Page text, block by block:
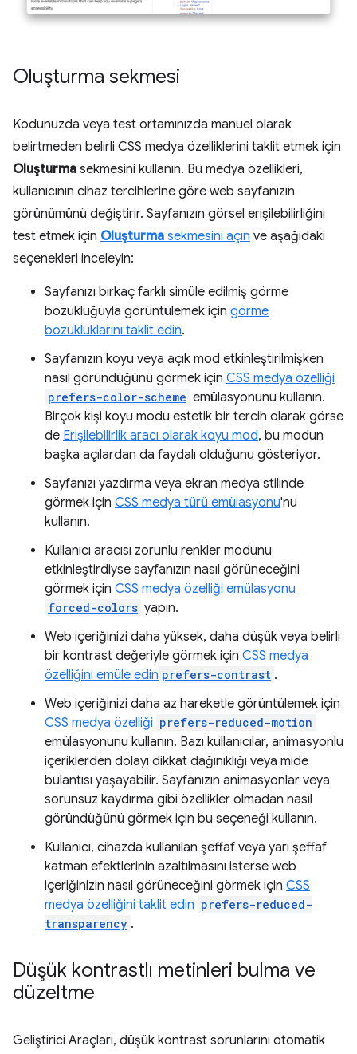
Oluşturma sekmesi
Kodunuzda veya test ortamınızda manuel olarak
belirtmeden belirli CSS medya özelliklerini taklit etmek için
Oluşturma sekmesini kullanın. Bu medya özellikleri,
kullanıcının cihaz tercihlerine göre web sayfanızın
görünümünü değiştirir. Sayfanızın görsel erişilebilirliğini
test etmek için Oluşturma sekmesini açın ve aşağıdaki
seçenekleri inceleyin:
Sayfanızı birkaç farklı simüle edilmiş görme
bozukluğuyla görüntülemek için görme
bozukluklarını taklit edin.
Sayfanızın koyu veya açık mod etkinleştirilmişken
nasıl göründüğünü görmek için CSS medya özelliği
prefers-color-scheme emülasyonunu kullanın.
Birçok kişi koyu modu estetik bir tercih olarak görse
de Erişilebilirlik aracı olarak koyu mod, bu modun
başka açılardan da faydalı olduğunu gösteriyor.
Sayfanızı yazdırma veya ekran medya stilinde
görmek için CSS medya türü emülasyonu'nu
kullanın.
Kullanıcı aracısı zorunlu renkler modunu
etkinleştirdiyse sayfanızın nasıl görüneceğini
görmek için CSS medya özelliği emülasyonu
forced-colors yapın.
Web içeriğinizi daha yüksek, daha düşük veya belirli
bir kontrast değeriyle görmek için CSS medya
özelliğini emüle edin prefers-contrast .
Web içeriğinizi daha az hareketle görüntülemek için
CSS medya özelliği prefers-reduced-motion
emülasyonunu kullanın. Bazı kullanıcılar, animasyonlu
içeriklerden dolayı dikkat dağınıklığı veya mide
bulantısı yaşayabilir. Sayfanızın animasyonlar veya
sorunsuz kaydırma gibi özellikler olmadan nasıl
göründüğünü görmek için bu seçeneği kullanın.
Kullanıcı, cihazda kullanılan şeffaf veya yarı şeffaf
katman efektlerinin azaltılmasını isterse web
içeriğinizin nasıl görüneceğini görmek için CSS
medya özelliğini taklit edin prefers-reduced-
transparency .
Düşük kontrastlı metinleri bulma ve
düzeltme
Geliştirici Araçları, düşük kontrast sorunlarını otomatik